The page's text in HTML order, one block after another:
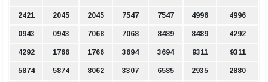
2421 2045 2045 7547 7547 4996 4996
0943 0943 7068 7068 8489 8489 4292
4292 1766 1766 3694 3694 9311 9311
5874 5874 8062 3307 6585 2935 2880